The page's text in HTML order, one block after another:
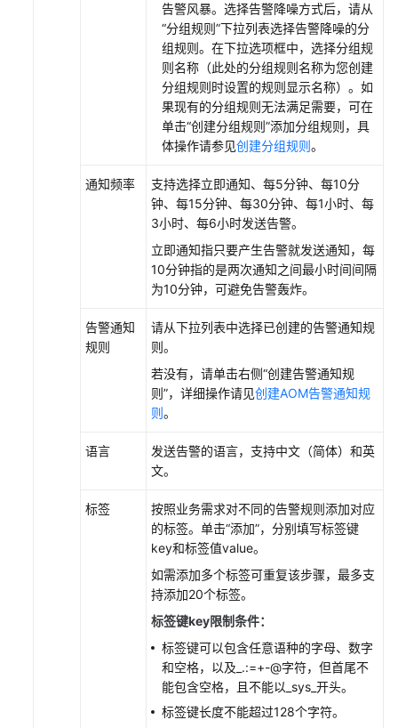
告警风暴。选择告警降噪方式后，请从
“分组规则”下拉列表选择告警降噪的分
组规则。在下拉选项框中，选择分组规
则名称（此处的分组规则名称为您创建
分组规则时设置的规则显示名称）。如
果现有的分组规则无法满足需要，可在
单击“创建分组规则”添加分组规则，具
体操作请参见创建分组规则。
通知频率
支持选择立即通知、每5分钟、每10分
钟、每15分钟、每30分钟、每1小时、每
3小时、每6小时发送告警。
立即通知指只要产生告警就发送通知，每
10分钟指的是两次通知之间最小时间间隔
为10分钟，可避免告警轰炸。
告警通知
规则
请从下拉列表中选择已创建的告警通知规
则。
若没有，请单击右侧“创建告警通知规
则”，详细操作请见创建AOM告警通知规
则。
语言
发送告警的语言，支持中文（简体）和英
文。
标签
按照业务需求对不同的告警规则添加对应
的标签。单击“添加”，分别填写标签键
key和标签值value。
如需添加多个标签可重复该步骤，最多支
持添加20个标签。
标签键key限制条件：
标签键可以包含任意语种的字母、数字
和空格，以及_.:=+-@字符，但首尾不
能包含空格，且不能以_sys_开头。
标签键长度不能超过128个字符。